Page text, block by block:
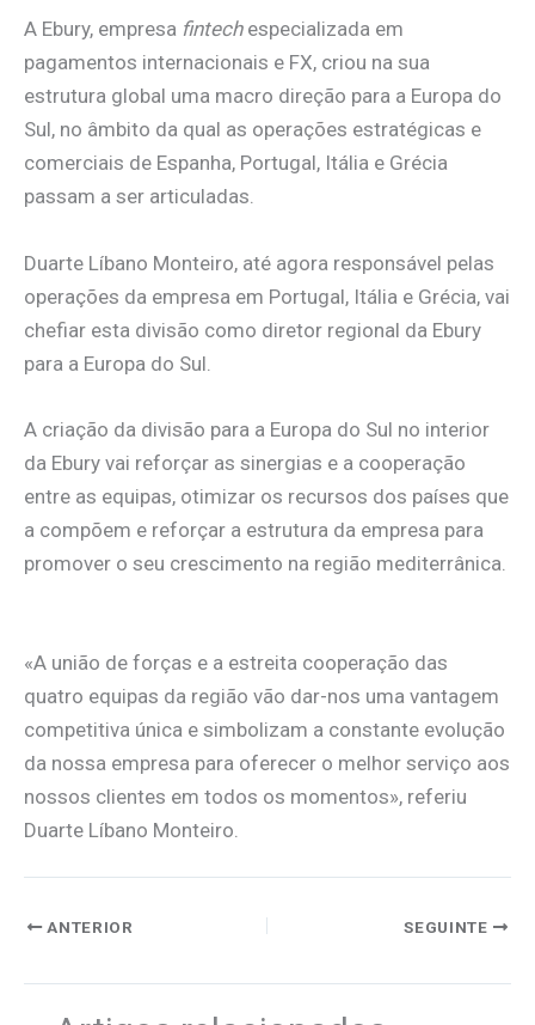
A Ebury, empresa fintechespecializada em
pagamentos internacionais e FX, criou na sua
estrutura global uma macro direção para a Europa do
Sul, no âmbito da qual as operações estratégicas e
comerciais de Espanha, Portugal, Itália e Grécia
passam a ser articuladas.
Duarte Líbano Monteiro, até agora responsável pelas
operações da empresa em Portugal, Itália e Grécia, vai
chefiar esta divisão como diretor regional da Ebury
para a Europa do Sul.
A criação da divisão para a Europa do Sul no interior
da Ebury vai reforçar as sinergias e a cooperação
entre as equipas, otimizar os recursos dos países que
a compõem e reforçar a estrutura da empresa para
promover o seu crescimento na região mediterrânica.
«A união de forças e a estreita cooperação das
quatro equipas da região vão dar-nos uma vantagem
competitiva única e simbolizam a constante evolução
da nossa empresa para oferecer o melhor serviço aos
nossos clientes em todos os momentos», referiu
Duarte Líbano Monteiro.
ANTERIOR SEGUINTE